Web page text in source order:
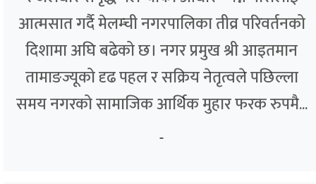
आत्मसात गर्दै मेलम्ची नगरपालिका तीव्र परिवर्तनको
दिशामा अघि बढेको छ। नगर प्रमुख श्री आइतमान
तामाङज्यूको दृढ पहल र सक्रिय नेतृत्वले पछिल्ला
समय नगरको सामाजिक आर्थिक मुहार फरक रुपमै...